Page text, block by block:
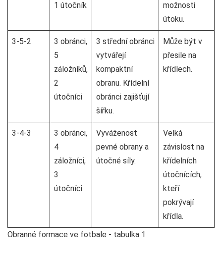
1 útočník
možnosti
útoku.
3-5-2
3 obránci,
5
záložníků,
2
útočníci
3 střední obránci
vytvářejí
kompaktní
obranu. Křídelní
obránci zajišťují
šířku.
Může být v
přesile na
křídlech.
3-4-3
3 obránci,
4
záložníci,
3
útočníci
Vyváženost
pevné obrany a
útočné síly.
Velká
závislost na
křídelních
útočnících,
kteří
pokrývají
křídla.
Obranné formace ve fotbale - tabulka 1